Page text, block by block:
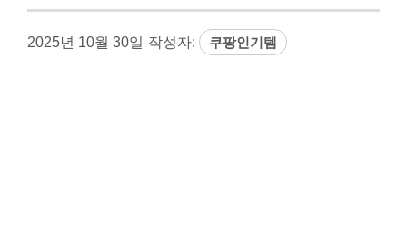
2025년 10월 30일 작성자: 쿠팡인기템